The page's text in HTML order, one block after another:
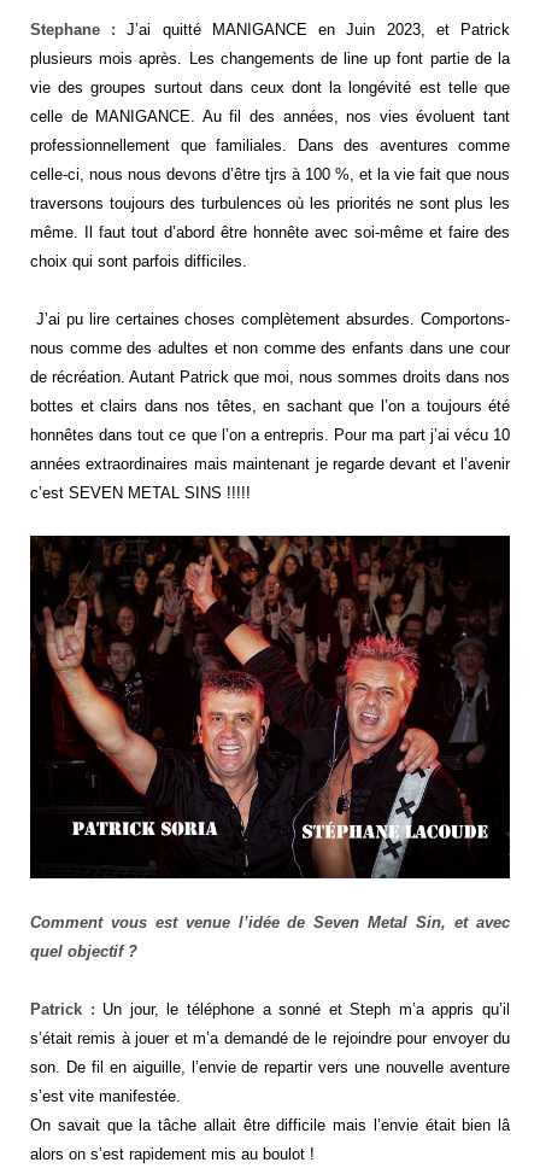
Stephane : J’ai quitté MANIGANCE en Juin 2023, et Patrick
plusieurs mois après. Les changements de line up font partie de la
vie des groupes surtout dans ceux dont la longévité est telle que
celle de MANIGANCE. Au fil des années, nos vies évoluent tant
professionnellement que familiales. Dans des aventures comme
celle-ci, nous nous devons d’être tjrs à 100 %, et la vie fait que nous
traversons toujours des turbulences où les priorités ne sont plus les
même. Il faut tout d’abord être honnête avec soi-même et faire des
choix qui sont parfois difficiles.
J’ai pu lire certaines choses complètement absurdes. Comportons-
nous comme des adultes et non comme des enfants dans une cour
de récréation. Autant Patrick que moi, nous sommes droits dans nos
bottes et clairs dans nos têtes, en sachant que l’on a toujours été
honnêtes dans tout ce que l’on a entrepris. Pour ma part j’ai vécu 10
années extraordinaires mais maintenant je regarde devant et l’avenir
c’est SEVEN METAL SINS !!!!!
Comment vous est venue l’idée de Seven Metal Sin, et avec
quel objectif ?
Patrick : Un jour, le téléphone a sonné et Steph m’a appris qu’il
s’était remis à jouer et m’a demandé de le rejoindre pour envoyer du
son. De fil en aiguille, l’envie de repartir vers une nouvelle aventure
s’est vite manifestée.
On savait que la tâche allait être difficile mais l’envie était bien lâ
alors on s’est rapidement mis au boulot !